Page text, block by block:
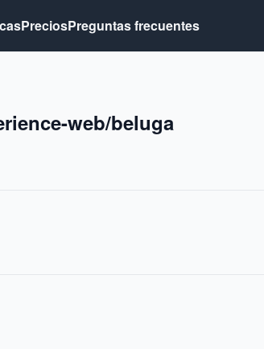
PreciosPreguntas frecuentes
web/beluga